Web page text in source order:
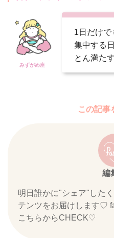
みずがめ座
1日だけ
集中する
とん満た
この記事
編
明日誰かに"シェア"した
テンツをお届けします♡
こちらからCHECK♡